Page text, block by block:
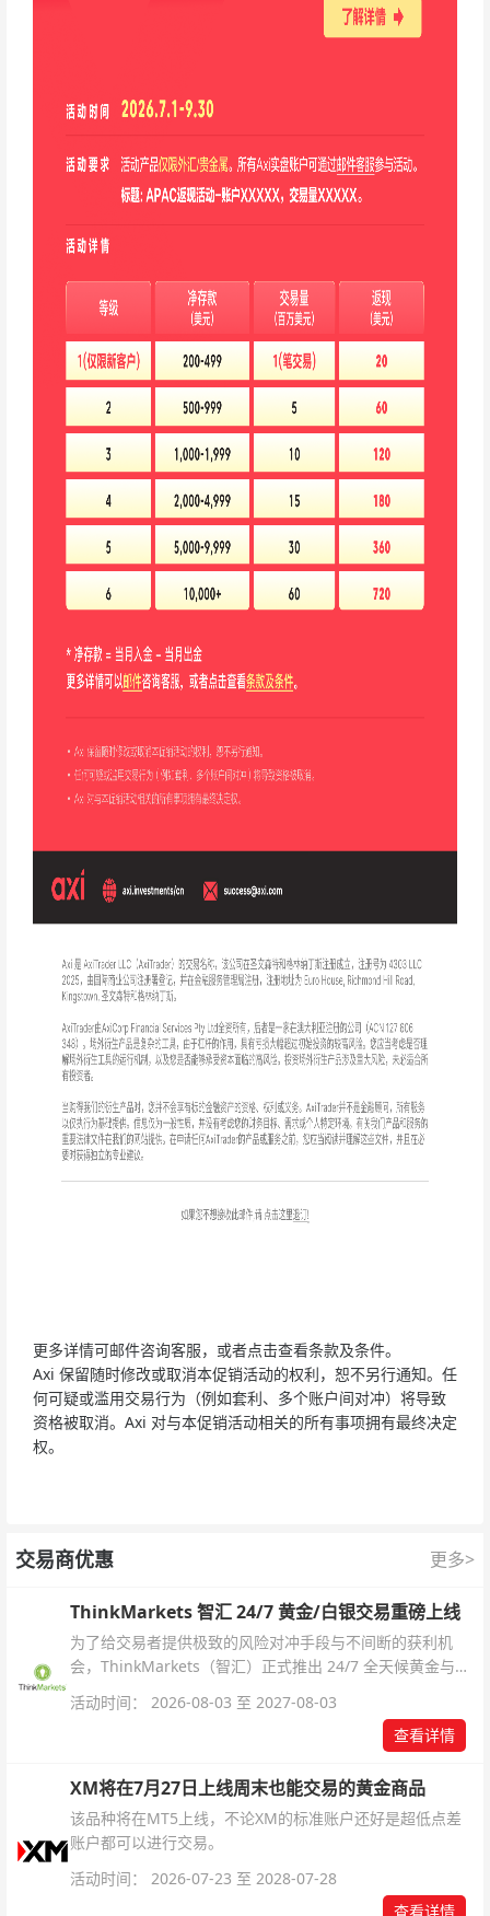
更多详情可邮件咨询客服，或者点击查看条款及条件。
Axi 保留随时修改或取消本促销活动的权利，恕不另行通知。任
何可疑或滥用交易行为（例如套利、多个账户间对冲）将导致
资格被取消。Axi 对与本促销活动相关的所有事项拥有最终决定
权。
交易商优惠 更多>
ThinkMarkets 智汇 24/7 黄金/白银交易重磅上线
为了给交易者提供极致的风险对冲手段与不间断的获利机
会，ThinkMarkets（智汇）正式推出 24/7 全天候黄金与白
杆配置、支持软件及交易细则。
活动时间： 2026-08-03 至 2027-08-03
查看详情
XM将在7月27日上线周末也能交易的黄金商品
该品种将在MT5上线，不论XM的标准账户还好是超低点差
账户都可以进行交易。
活动时间： 2026-07-23 至 2028-07-28
查看详情